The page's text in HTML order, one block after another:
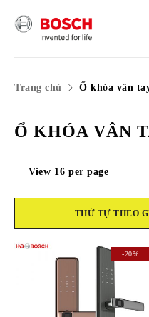
Trang chủ Ổ khóa vân
Ổ KHÓA VÂN
THỨ TỰ THEO
View 16 per page
-20%